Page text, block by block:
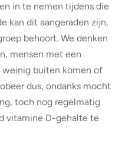
in te nemen tijdens die
kan dit aangeraden zijn,
behoort. We denken
mensen met een
weinig buiten komen of
dus, ondanks mocht
toch nog regelmatig
vitamine D-gehalte te